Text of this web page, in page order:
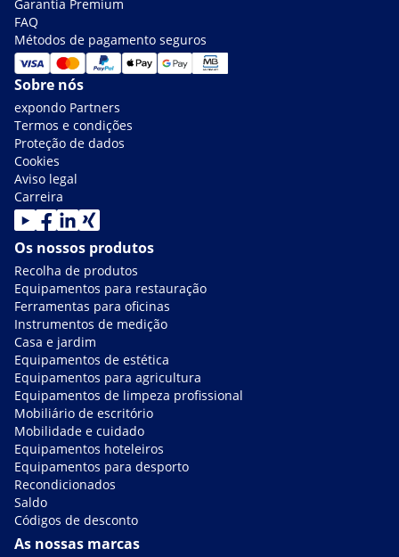
Garantia Premium
FAQ
Métodos de pagamento seguros
Sobre nós
expondo Partners
Termos e condições
Proteção de dados
Cookies
Aviso legal
Carreira
Os nossos produtos
Recolha de produtos
Equipamentos para restauração
Ferramentas para oficinas
Instrumentos de medição
Casa e jardim
Equipamentos de estética
Equipamentos para agricultura
Equipamentos de limpeza profissional
Mobiliário de escritório
Mobilidade e cuidado
Equipamentos hoteleiros
Equipamentos para desporto
Recondicionados
Saldo
Códigos de desconto
As nossas marcas